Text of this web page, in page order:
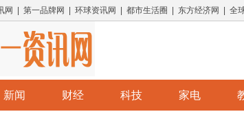
| 第一品牌网 | 环球资讯网 | 都市生活圈 | 东方经济网 | 全
新闻 财经 科技 家电